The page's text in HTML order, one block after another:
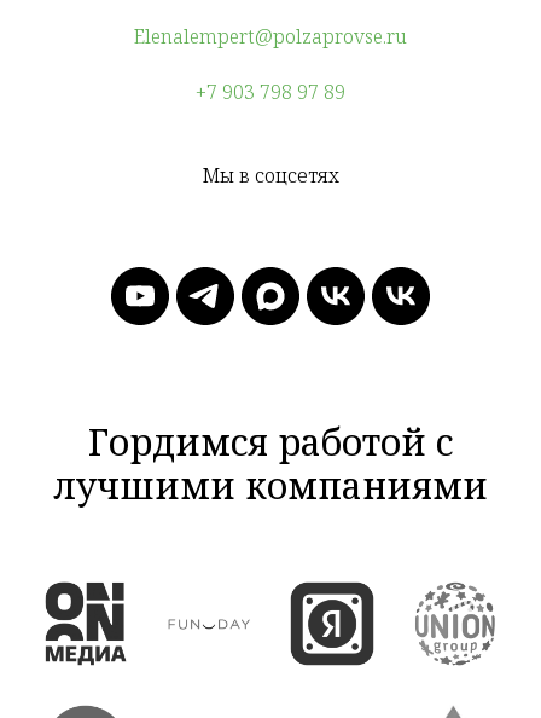
Elenalempert@polzaprovse.ru
+7 903 798 97 89
Мы в соцсетях
Гордимся работой с
лучшими компаниями